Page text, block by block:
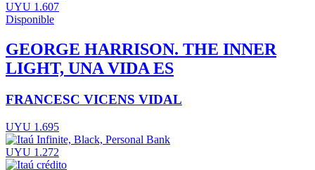
UYU 1.607
Disponible
GEORGE HARRISON. THE INNER
LIGHT, UNA VIDA ES
FRANCESC VICENS VIDAL
UYU 1.695
UYU 1.272